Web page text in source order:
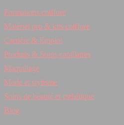
Formations coiffure
Matériel pro & kits coiffure
Carrière & Emploi
Produits & Soins capillaires
Maquillage
Mode et stylisme
Soins de beauté et esthétique
Blog